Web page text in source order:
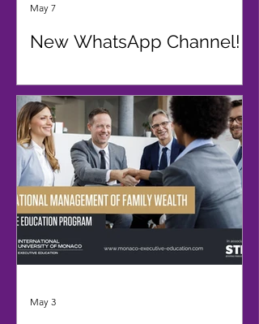
New WhatsApp Channel!
May 7
May 3